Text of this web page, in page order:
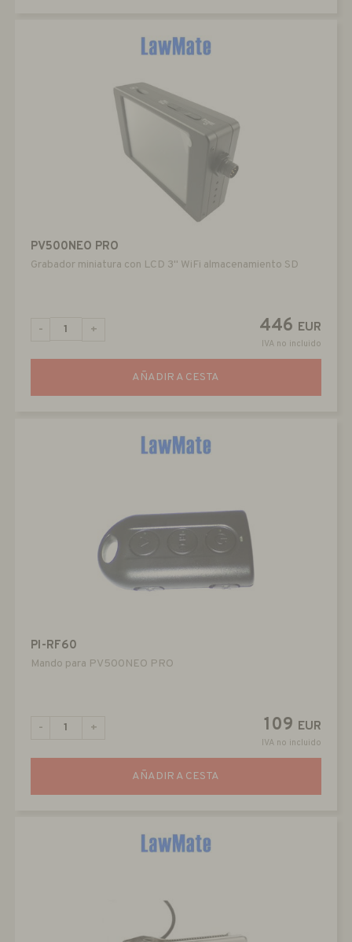
PV500NEO PRO
Grabador miniatura con LCD 3" WiFi almacenamiento SD
446 EUR
IVA no incluido
- +
AÑADIR A CESTA
PI-RF60
Mando para PV500NEO PRO
109 EUR
IVA no incluido
- +
AÑADIR A CESTA